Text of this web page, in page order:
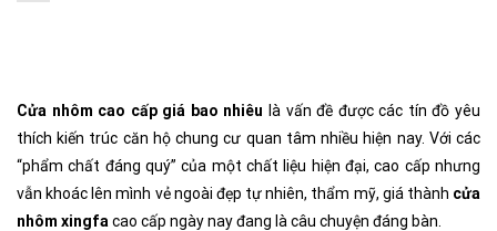
Cửa nhôm cao cấp giá bao nhiêu là vấn đề được các tín đồ yêu
thích kiến trúc căn hộ chung cư quan tâm nhiều hiện nay. Với các
“phẩm chất đáng quý” của một chất liệu hiện đại, cao cấp nhưng
vẫn khoác lên mình vẻ ngoài đẹp tự nhiên, thẩm mỹ, giá thành cửa
nhôm xingfa cao cấp ngày nay đang là câu chuyện đáng bàn.